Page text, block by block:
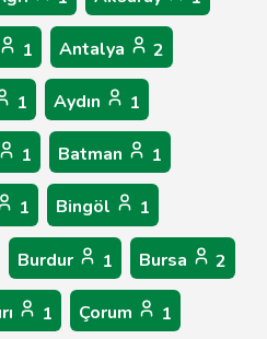
1 Antalya 2
1 Aydın 1
1 Batman 1
1 Bingöl 1
Burdur 1 Bursa 2
1 Çorum 1